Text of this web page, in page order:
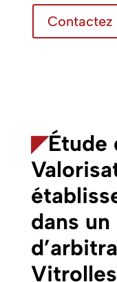
Contactez
◤Étude
dans
Vitrolles